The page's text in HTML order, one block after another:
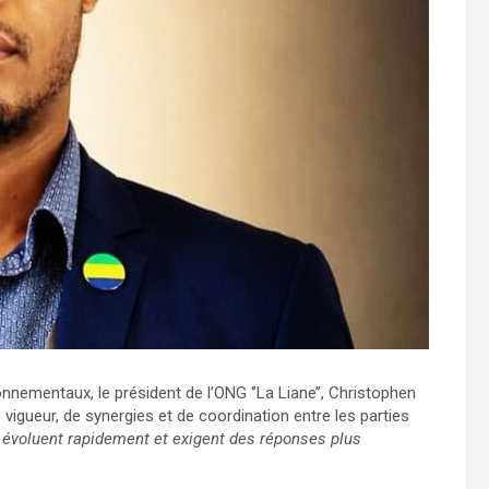
le président de l’ONG ‘’La Liane’’, Christophen
de synergies et de coordination entre les parties
rapidement et exigent des réponses plus